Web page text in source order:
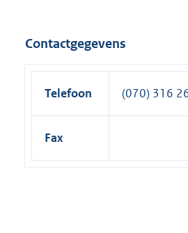
Contactgegevens
Telefoon (070) 316
Fax